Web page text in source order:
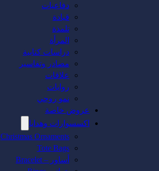
دفاعيات
قيادة
تلمذة
المرأة
دراسات كتابية
مصادر وتفاسير
علاقات
روايات
نمو روحي
عروض خاصة
اكسسوارات وهدايا
Christmas Ornaments
Tote Bags
أساور – Bracelet